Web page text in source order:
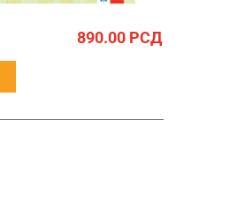
890.00РСД